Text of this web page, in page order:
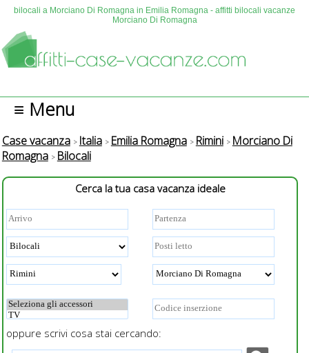
bilocali a Morciano Di Romagna in Emilia Romagna - affitti bilocali vacanze
Morciano Di Romagna
≡ Menu
Case vacanza Italia Emilia Romagna Rimini
Morciano Di
Romagna
Bilocali
Cerca la tua casa vacanza ideale
oppure scrivi cosa stai cercando: